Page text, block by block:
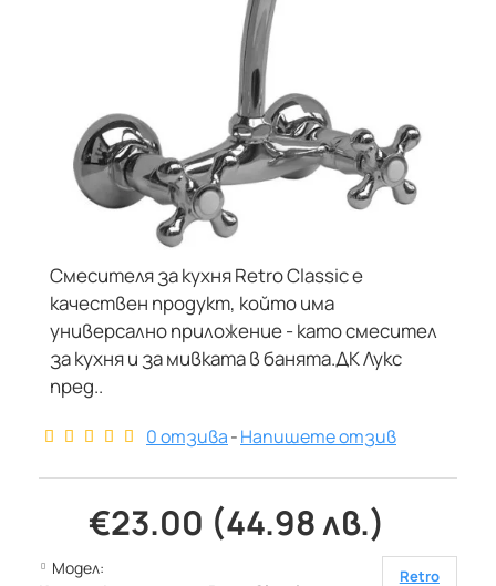
Смесителя за кухня Retro Classic е
качествен продукт, който има
универсално приложение - като смесител
за кухня и за мивката в банята.ДК Лукс
пред..
0 отзива-Напишете отзив
€23.00 (44.98 лв.)
Модел:
Retro